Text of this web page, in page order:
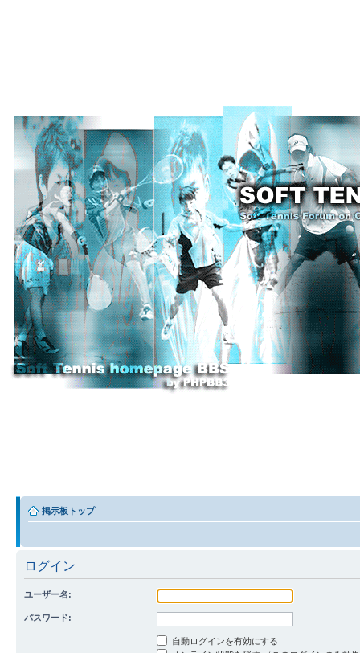
掲示板トップ
ログイン
ユーザー名:
パスワード:
自動ログインを有効にする